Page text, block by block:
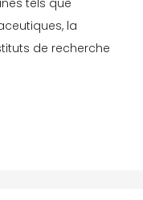
tels que
la
de recherche